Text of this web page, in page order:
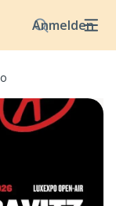
Anmelden